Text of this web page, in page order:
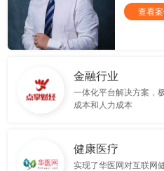
查看
金融行业
一体化平台解决方案，
成本和人力成本
健康医疗
实现了华医网对互联网